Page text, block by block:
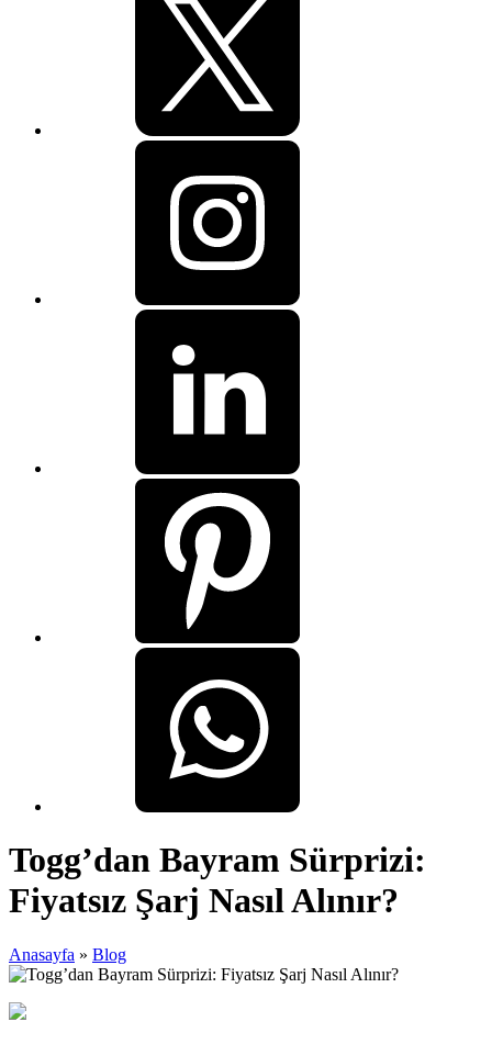
Togg’dan Bayram Sürprizi:
Fiyatsız Şarj Nasıl Alınır?
Anasayfa » Blog